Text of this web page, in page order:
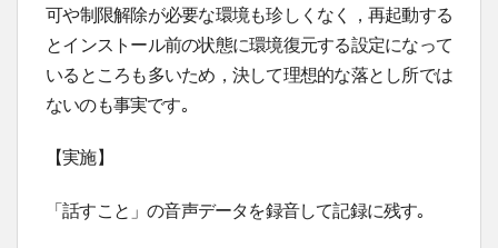
可や制限解除が必要な環境も珍しくなく，再起動する
とインストール前の状態に環境復元する設定になって
いるところも多いため，決して理想的な落とし所では
ないのも事実です｡
【実施】
「話すこと」の音声データを録音して記録に残す｡